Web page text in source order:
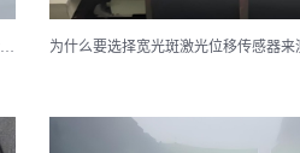
泓川科技 LTP 激光位移传感器：手机摄像头支架平面度检测的革新方案